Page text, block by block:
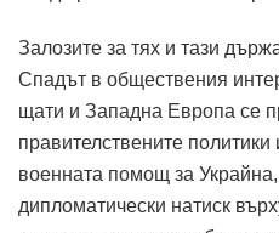
Залозите за тях и тази
Спадът в обществения
щати и Западна Европа се
правителствените
военната помощ за
дипломатически натиск